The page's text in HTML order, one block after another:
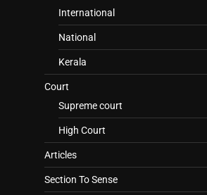
International
National
Kerala
Court
Supreme court
High Court
Articles
Section To Sense